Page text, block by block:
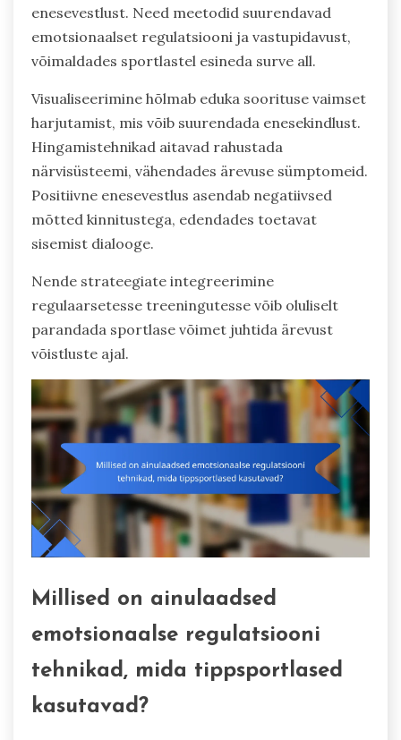
enesevestlust. Need meetodid suurendavad
emotsionaalset regulatsiooni ja vastupidavust,
võimaldades sportlastel esineda surve all.
Visualiseerimine hõlmab eduka soorituse vaimset
harjutamist, mis võib suurendada enesekindlust.
Hingamistehnikad aitavad rahustada
närvisüsteemi, vähendades ärevuse sümptomeid.
Positiivne enesevestlus asendab negatiivsed
mõtted kinnitustega, edendades toetavat
sisemist dialooge.
Nende strateegiate integreerimine
regulaarsetesse treeningutesse võib oluliselt
parandada sportlase võimet juhtida ärevust
võistluste ajal.
Millised on ainulaadsed
emotsionaalse regulatsiooni
tehnikad, mida tippsportlased
kasutavad?